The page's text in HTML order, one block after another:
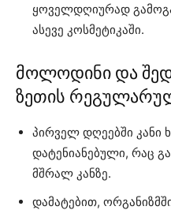
ყოველდღიურად
ასევე კოსმეტიკაში.
მოლოდინი და
ზეთის
პირველ დღეებში კანი
დატენიანებული, რაც
მშრალ კანზე.
დამატებით,